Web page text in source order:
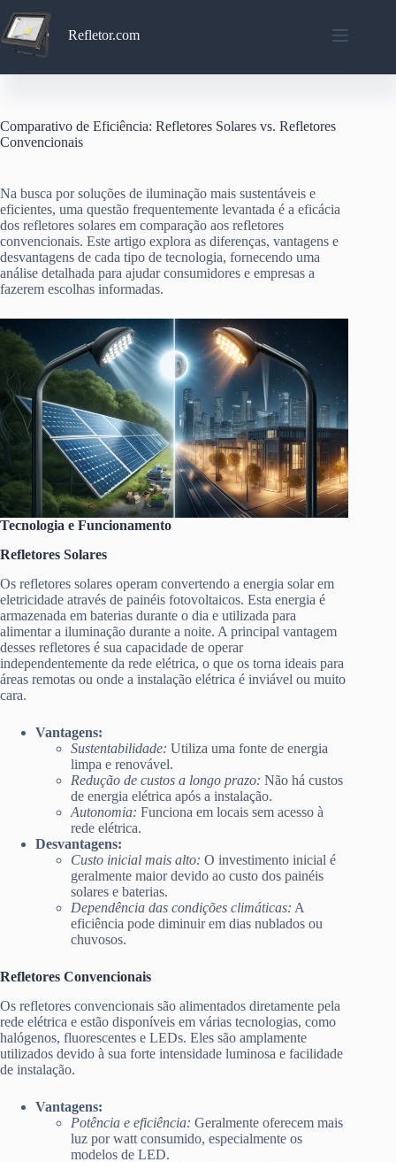
para
o
conteúdo
Refletor.com
Comparativo de Eficiência: Refletores Solares vs. Refletores
Convencionais
Na busca por soluções de iluminação mais sustentáveis e
eficientes, uma questão frequentemente levantada é a eficácia
dos refletores solares em comparação aos refletores
convencionais. Este artigo explora as diferenças, vantagens e
desvantagens de cada tipo de tecnologia, fornecendo uma
análise detalhada para ajudar consumidores e empresas a
fazerem escolhas informadas.
Tecnologia e Funcionamento
Refletores Solares
Os refletores solares operam convertendo a energia solar em
eletricidade através de painéis fotovoltaicos. Esta energia é
armazenada em baterias durante o dia e utilizada para
alimentar a iluminação durante a noite. A principal vantagem
desses refletores é sua capacidade de operar
independentemente da rede elétrica, o que os torna ideais para
áreas remotas ou onde a instalação elétrica é inviável ou muito
cara.
Vantagens:
Sustentabilidade: Utiliza uma fonte de energia
limpa e renovável.
Redução de custos a longo prazo: Não há custos
de energia elétrica após a instalação.
Autonomia: Funciona em locais sem acesso à
rede elétrica.
Desvantagens:
Custo inicial mais alto: O investimento inicial é
geralmente maior devido ao custo dos painéis
solares e baterias.
Dependência das condições climáticas: A
eficiência pode diminuir em dias nublados ou
chuvosos.
Refletores Convencionais
Os refletores convencionais são alimentados diretamente pela
rede elétrica e estão disponíveis em várias tecnologias, como
halógenos, fluorescentes e LEDs. Eles são amplamente
utilizados devido à sua forte intensidade luminosa e facilidade
de instalação.
Vantagens:
Potência e eficiência: Geralmente oferecem mais
luz por watt consumido, especialmente os
modelos de LED.